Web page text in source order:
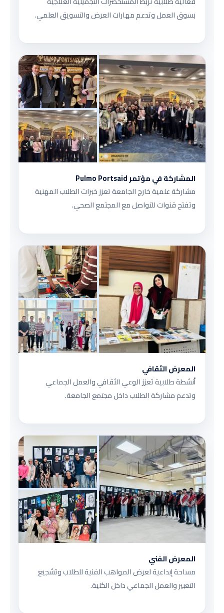
بسوق العمل وتدعم مهارات العرض والتسويق العلمي.
المشاركة في مؤتمر Pulmo Portsaid
مشاركة علمية خارج الجامعة تعزز خبرات الطلاب المهنية
وتفتح قنوات للتواصل مع المجتمع الصحي.
المعرض الثقافي
أنشطة طلابية تعزز الوعي الثقافي والعمل الجماعي
وتدعم مشاركة الطلاب داخل مجتمع الجامعة.
المعرض الفني
مساحة إبداعية لعرض المواهب الفنية للطلاب وتشجيع
التعبير والعمل الجماعي داخل الكلية.